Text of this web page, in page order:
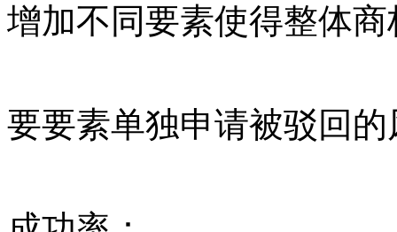
增加不同要素使得整体
要要素单独申请被驳回